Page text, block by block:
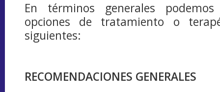
En términos generales
opciones de tratamiento o
siguientes:
RECOMENDACIONES GENERALES